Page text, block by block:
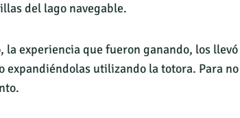
del lago navegable.
la experiencia que fueron ganando, los
expandiéndolas utilizando la totora. Para